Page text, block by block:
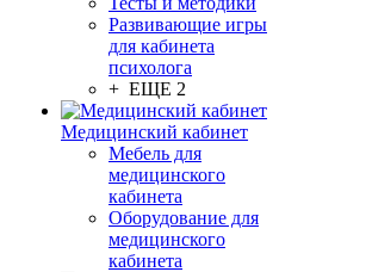
Развивающие игры
для кабинета
психолога
+ ЕЩЕ 2
Медицинский кабинет
Мебель для
медицинского
кабинета
Оборудование для
медицинского
кабинета